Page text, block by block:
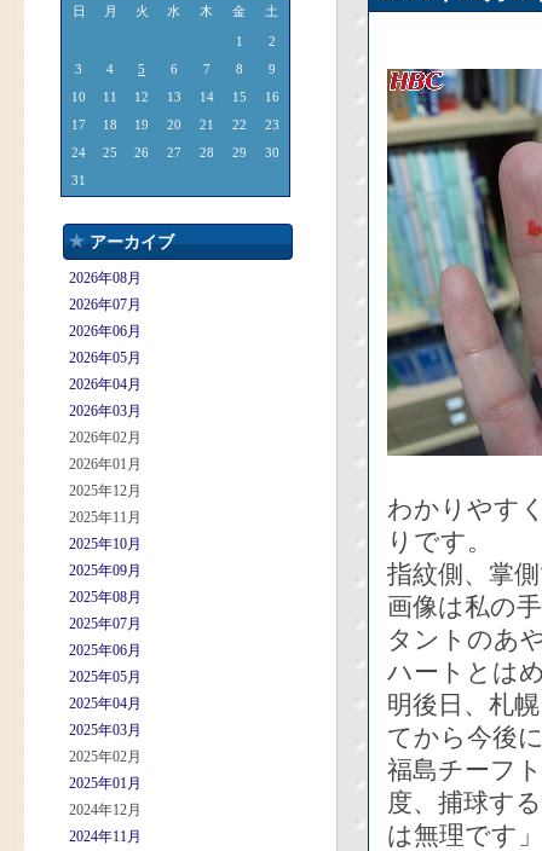
日 月 火 水 木 金 土
1
2
3
4 5 6 7 8
9
10
11 12 13 14 15
16
17
18 19 20 21 22
23
24
25 26 27 28 29
30
31
アーカイブ
2026年08月
2026年07月
2026年06月
2026年05月
2026年04月
2026年03月
2026年02月
2026年01月
2025年12月
2025年11月
2025年10月
2025年09月
2025年08月
2025年07月
2025年06月
2025年05月
2025年04月
2025年03月
2025年02月
2025年01月
2024年12月
2024年11月
わかりやす
りです。
指紋側、掌
画像は私の
タントのあ
ハートとは
明後日、札
てから今後
福島チーフ
度、捕球す
は無理です